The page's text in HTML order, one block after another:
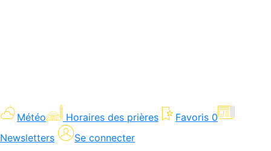
Météo Horaires des prières Favoris 0
Newsletters
Se connecter